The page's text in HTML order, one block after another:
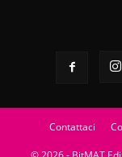
Contattaci